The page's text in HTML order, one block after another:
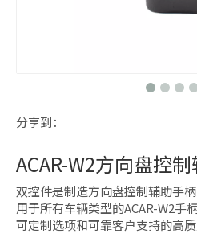
分享到：
ACAR-W2方向盘控
双控件是制造方向盘控制辅助手
用于所有车辆类型的ACAR-W2手
可定制选项和可靠客户支持的高质